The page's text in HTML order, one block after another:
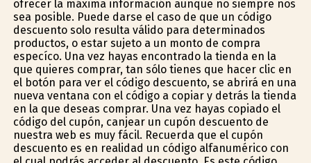
ofrecer la máxima información aunque no siempre nos
sea posible. Puede darse el caso de que un código
descuento solo resulta válido para determinados
productos, o estar sujeto a un monto de compra
específico. Una vez hayas encontrado la tienda en la
que quieres comprar, tan sólo tienes que hacer clic en
el botón para ver el código descuento, se abrirá en una
nueva ventana con el código a copiar y detrás la tienda
en la que deseas comprar. Una vez hayas copiado el
código del cupón, canjear un cupón descuento de
nuestra web es muy fácil. Recuerda que el cupón
descuento es en realidad un código alfanumérico con